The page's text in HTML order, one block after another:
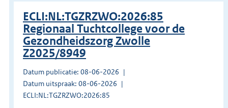
ECLI:NL:TGZRZWO:2026:85
Regionaal Tuchtcollege voor de
Gezondheidszorg Zwolle
Z2025/8949
Datum publicatie: 08-06-2026
Datum uitspraak: 08-06-2026
ECLI:NL:TGZRZWO:2026:85